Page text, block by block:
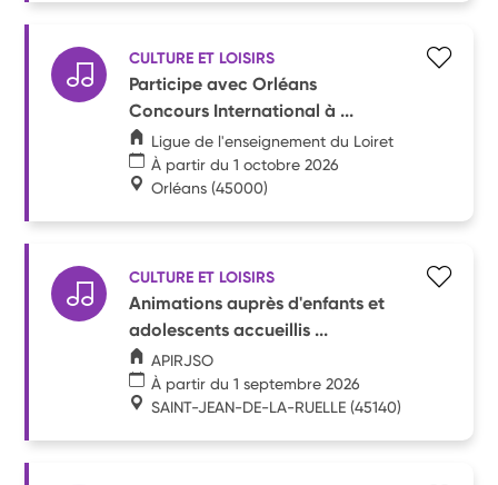
CULTURE ET LOISIRS
Participe avec Orléans
Concours International à ...
Ligue de l'enseignement du Loiret
À partir du 1 octobre 2026
Orléans (45000)
CULTURE ET LOISIRS
Animations auprès d'enfants et
adolescents accueillis ...
APIRJSO
À partir du 1 septembre 2026
SAINT-JEAN-DE-LA-RUELLE (45140)